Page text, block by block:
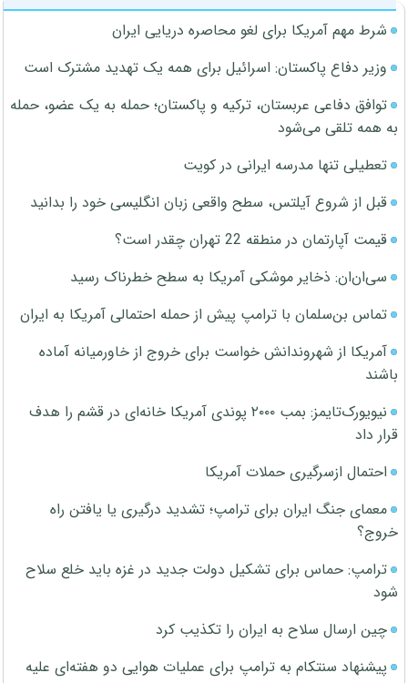
شرط مهم آمریکا برای لغو محاصره دریایی ایران
وزیر دفاع پاکستان: اسرائیل برای همه یک تهدید مشترک است
توافق دفاعی عربستان، ترکیه و پاکستان؛ حمله به یک عضو، حمله
به همه تلقی می‌شود
تعطیلی تنها مدرسه ایرانی در کویت
قبل از شروع آیلتس، سطح واقعی زبان انگلیسی خود را بدانید
قیمت آپارتمان در منطقه 22 تهران چقدر است؟
سی‌ان‌ان: ذخایر موشکی آمریکا به سطح خطرناک رسید
تماس بن‌سلمان با ترامپ پیش از حمله احتمالی آمریکا به ایران
آمریکا از شهروندانش خواست برای خروج از خاورمیانه آماده
باشند
نیویورک‌تایمز: بمب ۲۰۰۰ پوندی آمریکا خانه‌ای در قشم را هدف
قرار داد
احتمال ازسرگیری حملات آمریکا
معمای جنگ ایران برای ترامپ؛ تشدید درگیری یا یافتن راه
خروج؟
ترامپ: حماس برای تشکیل دولت جدید در غزه باید خلع سلاح
شود
چین ارسال سلاح به ایران را تکذیب کرد
پیشنهاد سنتکام به ترامپ برای عملیات هوایی دو هفته‌ای علیه